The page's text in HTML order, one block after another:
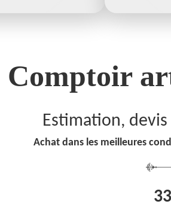
Comptoir
Estimation,
Achat dans les meilleures